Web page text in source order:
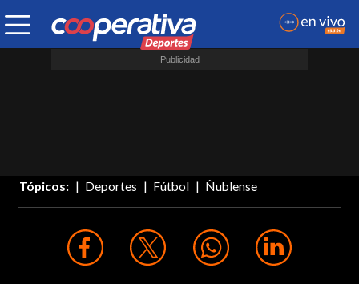
Tópicos: Deportes Fútbol Ñublense